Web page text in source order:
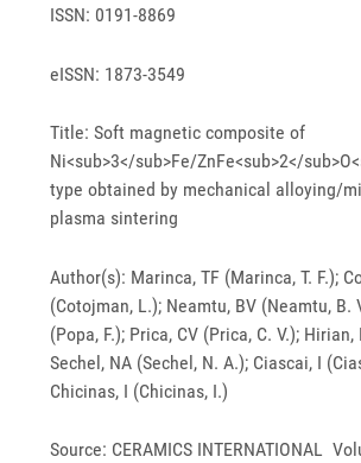
ISSN: 0191-8869
eISSN: 1873-3549
Title: Soft magnetic composite of
Ni<sub>3</sub>Fe/ZnFe<sub>2</
type obtained by mechanical alloying/
plasma sintering
Author(s): Marinca, TF (Marinca, T. F.);
(Cotojman, L.); Neamtu, BV (Neamtu, B.
(Popa, F.); Prica, CV (Prica, C. V.);
Sechel, NA (Sechel, N. A.); Ciascai, I
Chicinas, I (Chicinas, I.)
Source: CERAMICS INTERNATIONAL